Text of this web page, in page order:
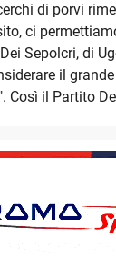
di porvi
ci
Sepolcri, di
il
Così il Partito